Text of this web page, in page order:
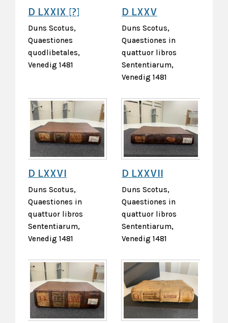
D LXXIX [?]
Duns Scotus,
Quaestiones
quodlibetales,
Venedig 1481
D LXXV
Duns Scotus,
Quaestiones in
quattuor libros
Sententiarum,
Venedig 1481
D LXXVI
Duns Scotus,
Quaestiones in
quattuor libros
Sententiarum,
Venedig 1481
D LXXVII
Duns Scotus,
Quaestiones in
quattuor libros
Sententiarum,
Venedig 1481